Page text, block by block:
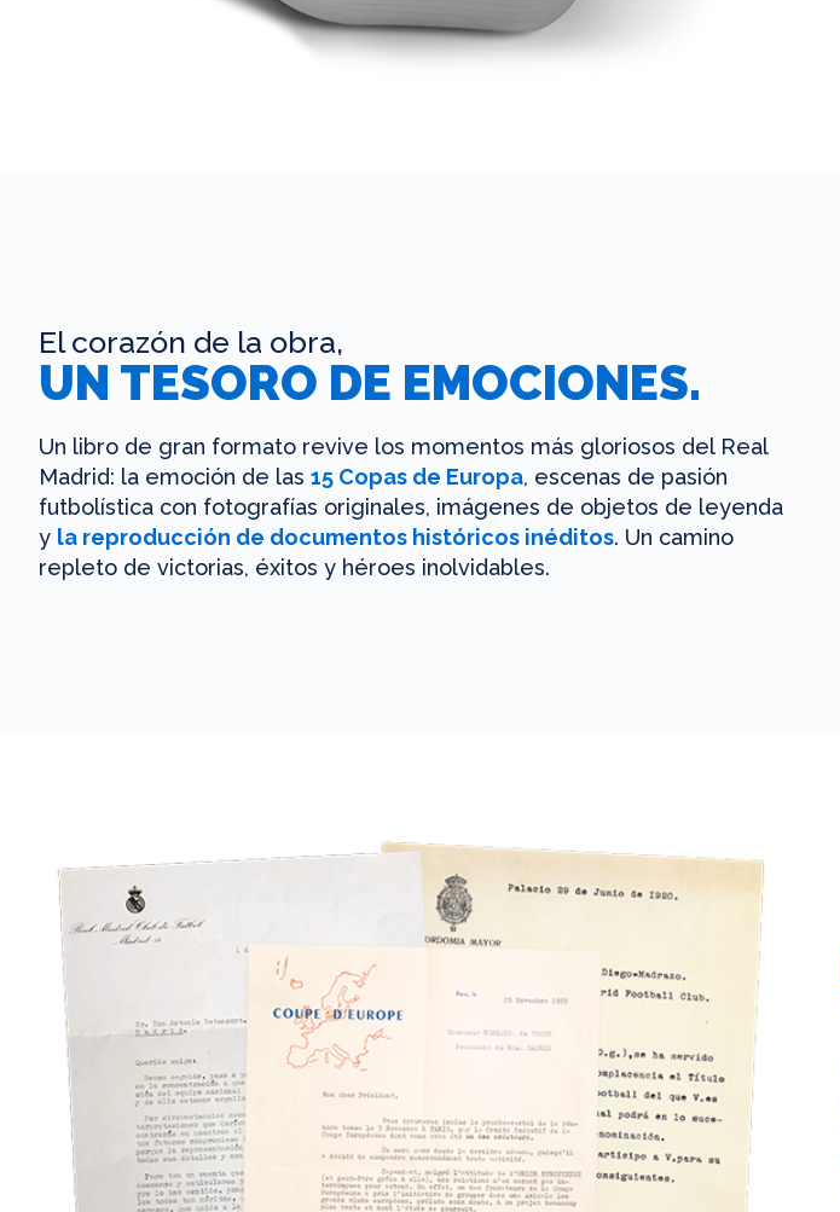
El corazón de la obra,
UN TESORO DE EMOCIONES.
Un libro de gran formato revive los momentos más gloriosos del Real
Madrid: la emoción de las 15 Copas de Europa, escenas de pasión
futbolística con fotografías originales, imágenes de objetos de leyenda
y la reproducción de documentos históricos inéditos. Un camino
repleto de victorias, éxitos y héroes inolvidables.